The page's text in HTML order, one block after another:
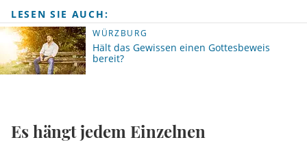
LESEN SIE AUCH:
WÜRZBURG
Hält das Gewissen einen Gottesbeweis
bereit?
Es hängt jedem Einzelnen